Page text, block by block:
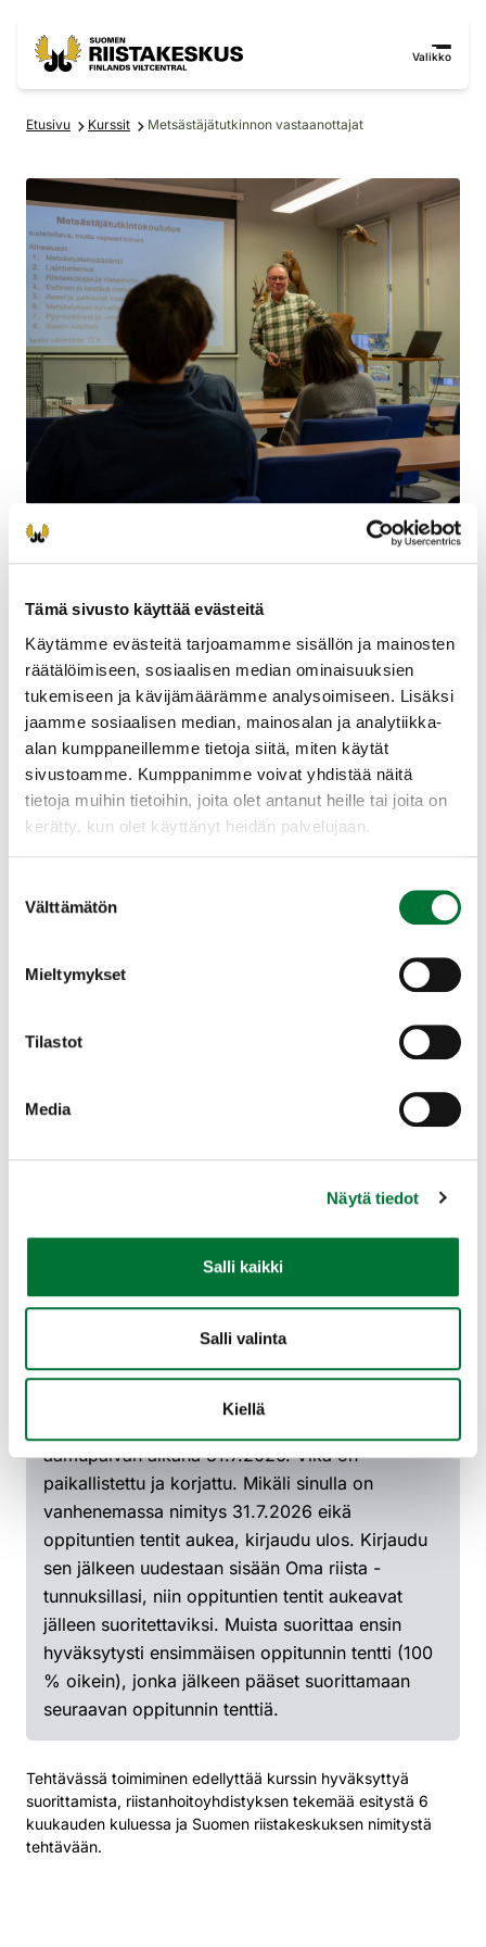
Tämä sivusto käyttää evästeitä
Käytämme evästeitä tarjoamamme sisällön ja mainosten
räätälöimiseen, sosiaalisen median ominaisuuksien
tukemiseen ja kävijämäärämme analysoimiseen. Lisäksi
jaamme sosiaalisen median, mainosalan ja analytiikka-
alan kumppaneillemme tietoja siitä, miten käytät
sivustoamme. Kumppanimme voivat yhdistää näitä
tietoja muihin tietoihin, joita olet antanut heille tai joita on
kerätty, kun olet käyttänyt heidän palvelujaan.
valinta
Välttämätön
Mieltymykset
Tilastot
Media
Näytä tiedot
Salli kaikki
Salli valinta
Kiellä
Valikko
Etusivu Kurssit Metsästäjätutkinnon vastaanottajat
Metsästäjätutkinnon
vastaanottajat
Oppitunteja: 4Arvioitu kesto: 40 min
Tämä kurssi on rajoitettu
tehtävänimikkeelle:
Kirjaudu Oma riista -tunnuksilla
aamupäivän aikana 31.7.2026. Vika on
paikallistettu ja korjattu. Mikäli sinulla on
vanhenemassa nimitys 31.7.2026 eikä
oppituntien tentit aukea, kirjaudu ulos. Kirjaudu
sen jälkeen uudestaan sisään Oma riista -
tunnuksillasi, niin oppituntien tentit aukeavat
jälleen suoritettaviksi. Muista suorittaa ensin
hyväksytysti ensimmäisen oppitunnin tentti (100
% oikein), jonka jälkeen pääset suorittamaan
seuraavan oppitunnin tenttiä.
Tehtävässä toimiminen edellyttää kurssin hyväksyttyä
suorittamista, riistanhoitoyhdistyksen tekemää esitystä 6
kuukauden kuluessa ja Suomen riistakeskuksen nimitystä
tehtävään.